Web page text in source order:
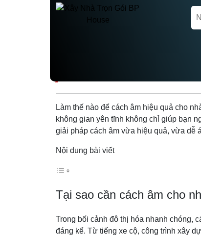
LÀM THẾ NÀO
Làm thế nào để cách âm hiệu quả cho
không gian yên tĩnh không chỉ giúp bạn
giải pháp cách âm vừa hiệu quả, vừa dễ
Nội dung bài viết
Tại sao cần cách âm cho
Trong bối cảnh đô thị hóa nhanh chóng,
đáng kể. Từ tiếng xe cộ, công trình xây